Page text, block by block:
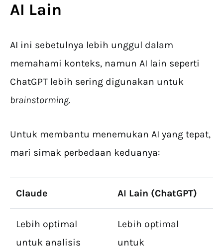
AI Lain
AI ini sebetulnya lebih unggul dalam
memahami konteks, namun AI lain seperti
ChatGPT lebih sering digunakan untuk
brainstorming.
Untuk membantu menemukan AI yang tepat,
mari simak perbedaan keduanya:
Claude AI Lain (ChatGPT)
Lebih optimal
untuk analisis
Lebih optimal
untuk